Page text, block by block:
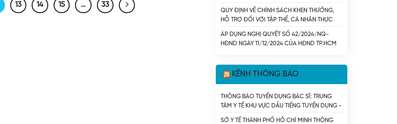
13 14 15 … 33
THỰC HIỆN NGHĨA VỤ QUÂN SỰ, NGHĨA VỤ
THAM GIA CÔNG AN NHÂN DÂN - SỞ Y TẾ TP.
HỒ CHÍ MINH
QUY ĐỊNH VỀ CHÍNH SÁCH KHEN THƯỞNG,
HỖ TRỢ ĐỐI VỚI TẬP THỂ, CÁ NHÂN THỰC
HIỆN TỐT CÔNG TÁC DÂN SỐ TRÊN ĐỊA BÀN
THÀNH PHỐ HỒ CHÍ MINH. - SỞ Y TẾ TP. HỒ
CHÍ MINH
ÁP DỤNG NGHỊ QUYẾT SỐ 42/2024/NQ-
HĐND NGÀY 11/12/2024 CỦA HĐND TP.HCM
RÚT HIV CHO NGƯỜI NHIỄM HIV/AIDS TRÊN
KÊNH THÔNG BÁO
THÔNG BÁO TUYỂN DỤNG BÁC SĨ: TRUNG
TÂM Y TẾ KHU VỰC DẦU TIẾNG TUYỂN DỤNG -
SỞ Y TẾ TP. HỒ CHÍ MINH
SỞ Y TẾ THÀNH PHỐ HỒ CHÍ MINH THÔNG